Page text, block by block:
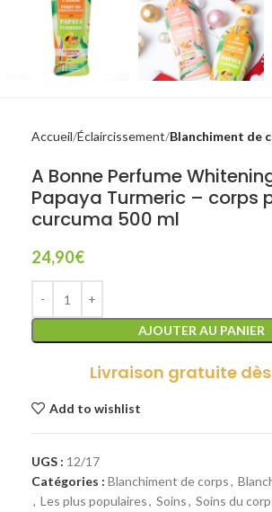
Accueil Éclaircissement Blanchiment de
A Bonne Perfume
Papaya Turmeric – corps
curcuma 500 ml
24,90€
AJOUTER AU PANIER
Livraison gratuite
Add to wishlist
UGS : 12/17
Catégories : Blanchiment de corps,
, Les plus populaires, Soins, Soins du